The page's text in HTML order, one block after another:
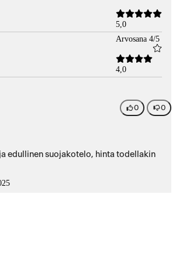
5,0
Arvosana 4/5
4,0
0 0
edullinen suojakotelo, hinta todellakin